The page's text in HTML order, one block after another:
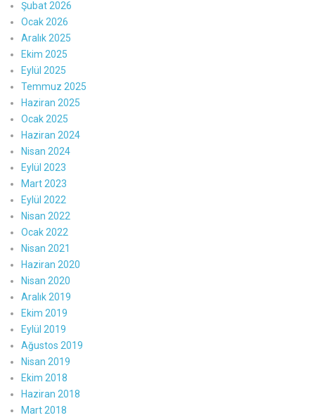
Şubat 2026
Ocak 2026
Aralık 2025
Ekim 2025
Eylül 2025
Temmuz 2025
Haziran 2025
Ocak 2025
Haziran 2024
Nisan 2024
Eylül 2023
Mart 2023
Eylül 2022
Nisan 2022
Ocak 2022
Nisan 2021
Haziran 2020
Nisan 2020
Aralık 2019
Ekim 2019
Eylül 2019
Ağustos 2019
Nisan 2019
Ekim 2018
Haziran 2018
Mart 2018